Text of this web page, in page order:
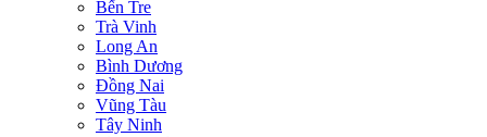
Bến Tre
Trà Vinh
Long An
Bình Dương
Đồng Nai
Vũng Tàu
Tây Ninh